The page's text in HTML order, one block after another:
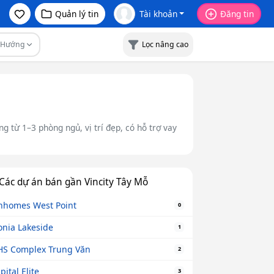
Quản lý tin Tài khoản Đăng tin
Hướng Lọc nâng cao
từ 1–3 phòng ngủ, vị trí đẹp, có hỗ trợ vay
dự án bán gần Vincity Tây Mỗ
West Point 0
Lakeside 1
Complex Trung Văn 2
Elite 3